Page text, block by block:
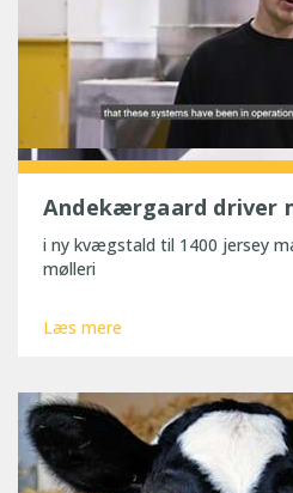
Andekærgaard driver
i ny kvægstald til 1400 jersey
mølleri
Læs mere